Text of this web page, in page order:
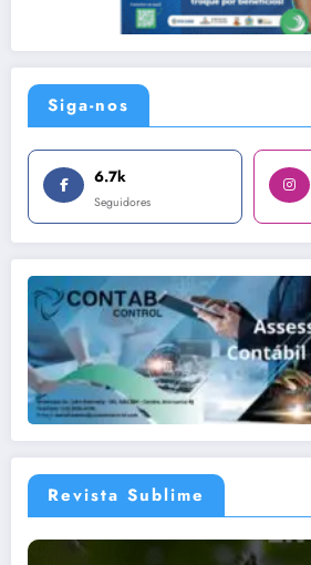
Siga-nos
6.7k
Seguidores
Revista Sublime